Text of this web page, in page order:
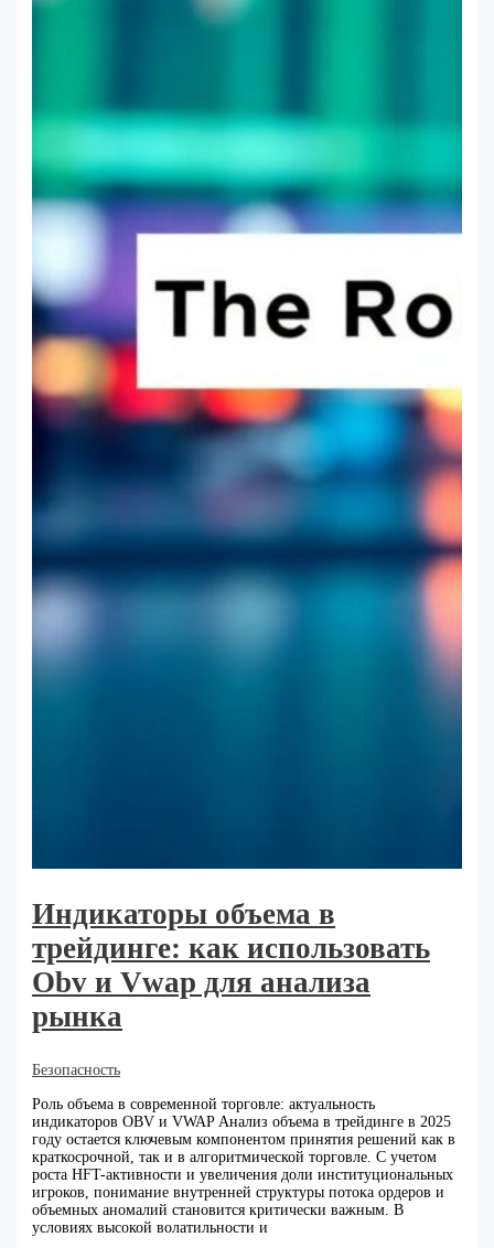
Индикаторы объема в
трейдинге: как использовать
Obv и Vwap для анализа
рынка
Безопасность
Роль объема в современной торговле: актуальность
индикаторов OBV и VWAP Анализ объема в трейдинге в 2025
году остается ключевым компонентом принятия решений как в
краткосрочной, так и в алгоритмической торговле. С учетом
роста HFT-активности и увеличения доли институциональных
игроков, понимание внутренней структуры потока ордеров и
объемных аномалий становится критически важным. В
условиях высокой волатильности и